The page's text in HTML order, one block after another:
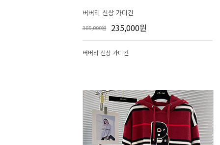
버버리 신상 가디건
385,000원 235,000원
버버리 신상 가디건